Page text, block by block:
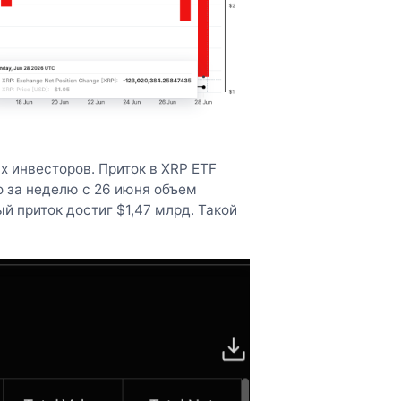
Приток в XRP ETF
за неделю с 26 июня объем
приток достиг $1,47 млрд. Такой